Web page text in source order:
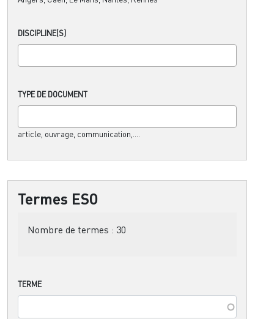
DISCIPLINE(S)
TYPE DE DOCUMENT
article, ouvrage, communication,....
Termes ESO
Nombre de termes : 30
TERME